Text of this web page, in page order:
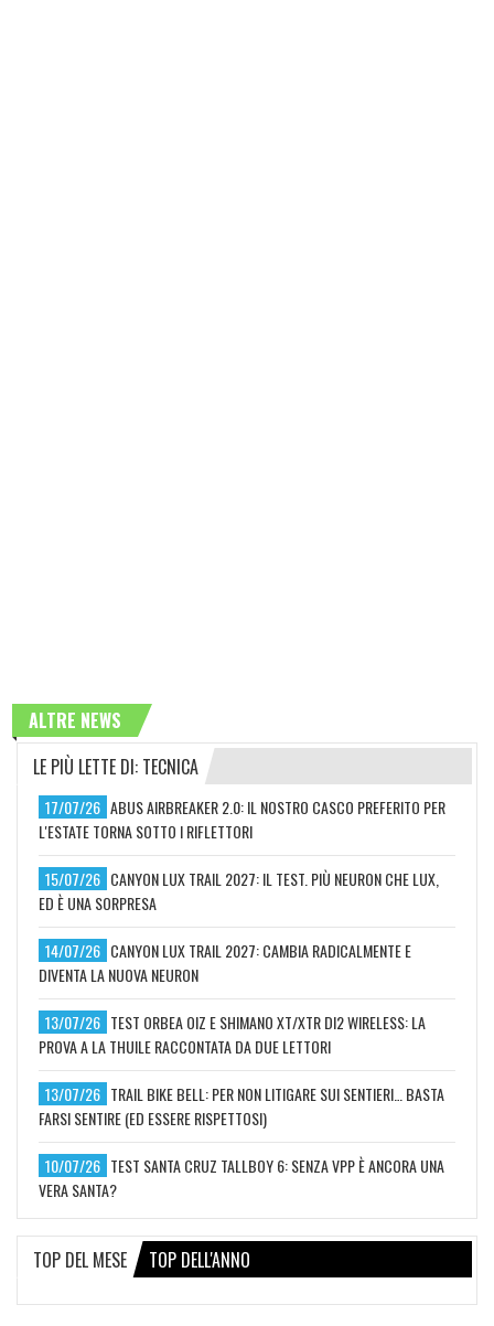
ALTRE NEWS
LE PIÙ LETTE DI: TECNICA
17/07/26 ABUS AIRBREAKER 2.0: IL NOSTRO CASCO PREFERITO PER
L'ESTATE TORNA SOTTO I RIFLETTORI
15/07/26 CANYON LUX TRAIL 2027: IL TEST. PIÙ NEURON CHE LUX,
ED È UNA SORPRESA
14/07/26 CANYON LUX TRAIL 2027: CAMBIA RADICALMENTE E
DIVENTA LA NUOVA NEURON
13/07/26 TEST ORBEA OIZ E SHIMANO XT/XTR DI2 WIRELESS: LA
PROVA A LA THUILE RACCONTATA DA DUE LETTORI
13/07/26 TRAIL BIKE BELL: PER NON LITIGARE SUI SENTIERI… BASTA
FARSI SENTIRE (ED ESSERE RISPETTOSI)
10/07/26 TEST SANTA CRUZ TALLBOY 6: SENZA VPP È ANCORA UNA
VERA SANTA?
TOP DEL MESE TOP DELL'ANNO